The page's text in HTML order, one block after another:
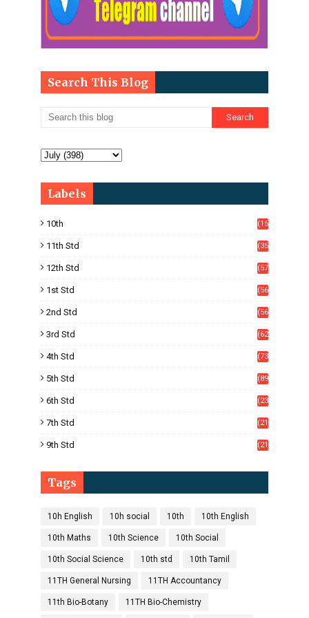
Search This Blog
Labels
10th
(15
11th Std
(35
12th Std
(57
1st Std
(56
2nd Std
(56
3rd Std
(62
4th Std
(73
5th Std
(89
6th Std
(23
7th Std
(21
9th Std
(21
Tags
10h English 10h social 10th 10th English
10th Maths 10th Science 10th Social
10th Social Science 10th std 10th Tamil
11TH General Nursing 11TH Accountancy
11th Bio-Botany 11TH Bio-Chemistry